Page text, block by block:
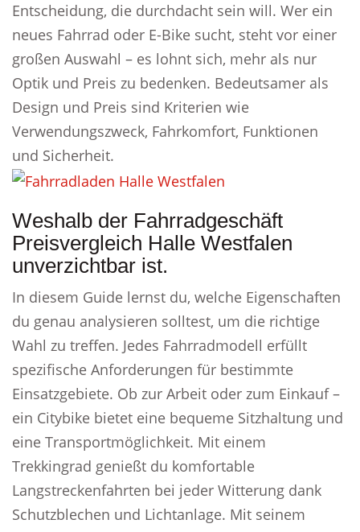
Entscheidung, die durchdacht sein will. Wer ein
neues Fahrrad oder E-Bike sucht, steht vor einer
großen Auswahl – es lohnt sich, mehr als nur
Optik und Preis zu bedenken. Bedeutsamer als
Design und Preis sind Kriterien wie
Verwendungszweck, Fahrkomfort, Funktionen
und Sicherheit.
Weshalb der Fahrradgeschäft
Preisvergleich Halle Westfalen
unverzichtbar ist.
In diesem Guide lernst du, welche Eigenschaften
du genau analysieren solltest, um die richtige
Wahl zu treffen. Jedes Fahrradmodell erfüllt
spezifische Anforderungen für bestimmte
Einsatzgebiete. Ob zur Arbeit oder zum Einkauf –
ein Citybike bietet eine bequeme Sitzhaltung und
eine Transportmöglichkeit. Mit einem
Trekkingrad genießt du komfortable
Langstreckenfahrten bei jeder Witterung dank
Schutzblechen und Lichtanlage. Mit seinem